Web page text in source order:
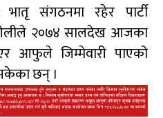
भातृ संगठनमा रहेर पार्टी
२०७४ सालदेख आजका
आफुले जिम्मेवारी पाएको
छन् ।